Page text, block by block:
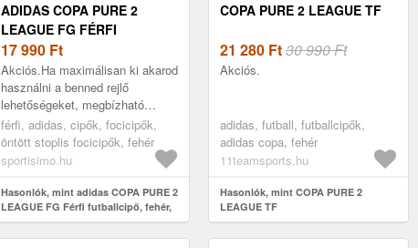
ADIDAS COPA PURE 2
LEAGUE FG FÉRFI
FUTBALLCIPŐ, FEHÉR,
MÉRET 44 2/3
17 990 Ft
Akciós.Ha maximálisan ki akarod
használni a benned rejlő
lehetőségeket, megbízható
csapatra és felszerelésre van
szükséged. Ebben a kényelmes,
elegáns adi...
férfi, adidas, cipők, focicipők,
öntött stoplis focicipők, fehér
sportisimo.hu
Hasonlók, mint adidas COPA PURE 2
LEAGUE FG Férfi futballcipő, fehér,
méret 44 2/3
COPA PURE 2 LEAGUE TF
21 280 Ft30 990 Ft
Akciós.
adidas, futball, futballcipők,
adidas copa, fehér
11teamsports.hu
Hasonlók, mint COPA PURE 2
LEAGUE TF